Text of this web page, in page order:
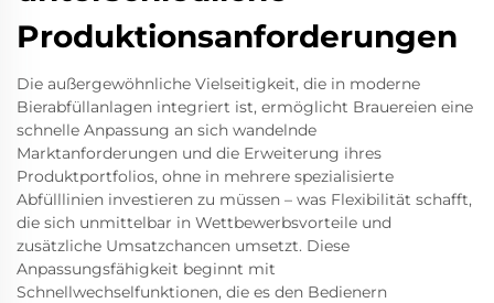
Produktionsanforderungen
Die außergewöhnliche Vielseitigkeit, die in moderne
Bierabfüllanlagen integriert ist, ermöglicht Brauereien eine
schnelle Anpassung an sich wandelnde
Marktanforderungen und die Erweiterung ihres
Produktportfolios, ohne in mehrere spezialisierte
Abfülllinien investieren zu müssen – was Flexibilität schafft,
die sich unmittelbar in Wettbewerbsvorteile und
zusätzliche Umsatzchancen umsetzt. Diese
Anpassungsfähigkeit beginnt mit
Schnellwechselfunktionen, die es den Bedienern